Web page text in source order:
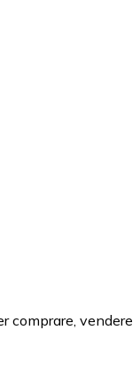
comprare, vendere